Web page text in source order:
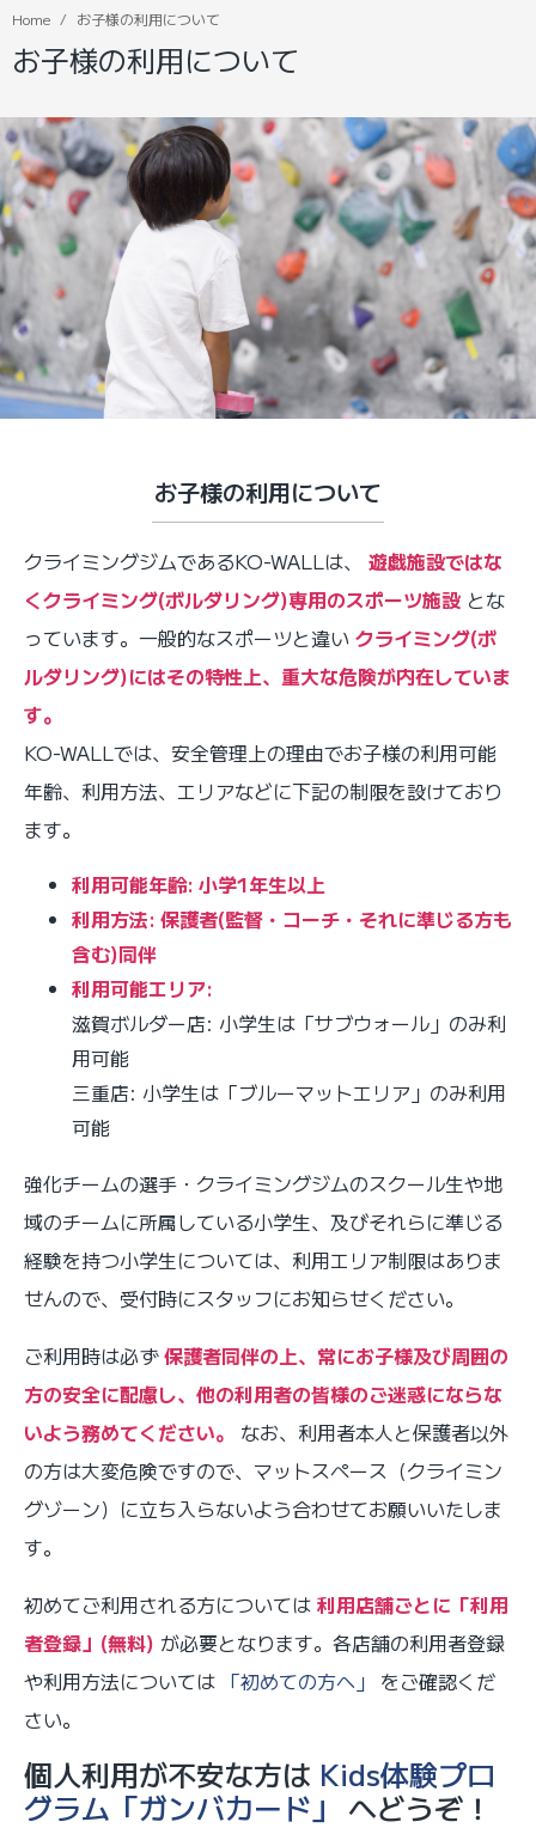
Home お子様の利用について
お子様の利用について
お子様の利用について
クライミングジムであるKO-WALLは、 遊戯施設ではな
くクライミング(ボルダリング)専用のスポーツ施設 とな
っています。一般的なスポーツと違い クライミング(ボ
ルダリング)にはその特性上、重大な危険が内在していま
す。
KO-WALLでは、安全管理上の理由でお子様の利用可能
年齢、利用方法、エリアなどに下記の制限を設けており
ます。
利用可能年齢: 小学1年生以上
利用方法: 保護者(監督・コーチ・それに準じる方も
含む)同伴
利用可能エリア:
滋賀ボルダー店: 小学生は「サブウォール」のみ利
用可能
三重店: 小学生は「ブルーマットエリア」のみ利用
可能
強化チームの選手・クライミングジムのスクール生や地
域のチームに所属している小学生、及びそれらに準じる
経験を持つ小学生については、利用エリア制限はありま
せんので、受付時にスタッフにお知らせください。
ご利用時は必ず保護者同伴の上、常にお子様及び周囲の
方の安全に配慮し、他の利用者の皆様のご迷惑にならな
いよう務めてください。
なお、利用者本人と保護者以外
の方は大変危険ですので、マットスペース（クライミン
グゾーン）に立ち入らないよう合わせてお願いいたしま
す。
初めてご利用される方については 利用店舗ごとに「利用
者登録」(無料) が必要となります。各店舗の利用者登録
や利用方法については 「初めての方へ」 をご確認くだ
さい。
個人利用が不安な方は Kids体験プロ
グラム「ガンバカード」 へどうぞ！